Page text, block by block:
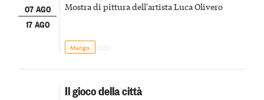
07 AGO
17 AGO
Mostra di pittura dell'artista Luca Olivero
Mango
Il gioco della città